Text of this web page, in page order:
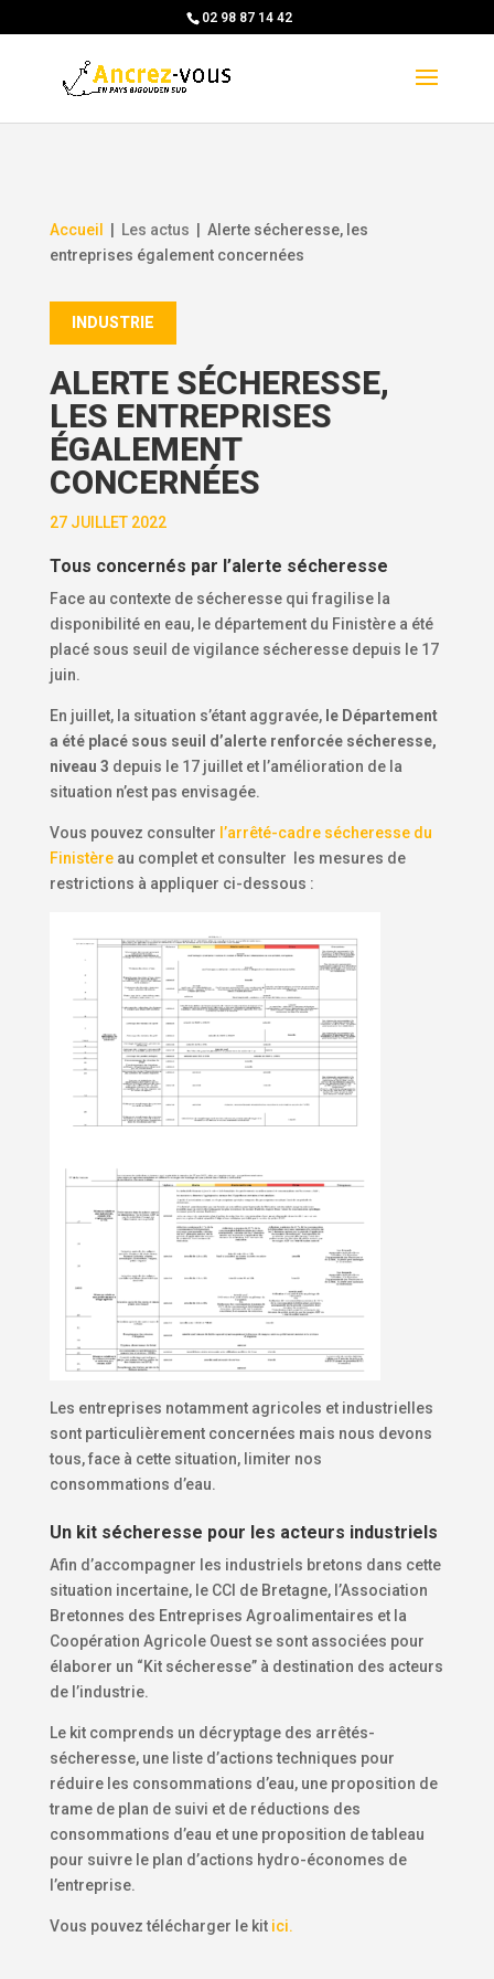
02 98 87 14 42
Accueil Les actus
Alerte sécheresse, les
entreprises également concernées
INDUSTRIE
ALERTE SÉCHERESSE,
LES ENTREPRISES
ÉGALEMENT
CONCERNÉES
27 JUILLET 2022
Tous concernés par l’alerte sécheresse
Face au contexte de sécheresse qui fragilise la
disponibilité en eau, le département du Finistère a été
placé sous seuil de vigilance sécheresse depuis le 17
juin.
En juillet, la situation s’étant aggravée, le Département
a été placé sous seuil d’alerte renforcée sécheresse,
niveau 3 depuis le 17 juillet et l’amélioration de la
situation n’est pas envisagée.
Vous pouvez consulter l’arrêté-cadre sécheresse du
Finistèreau complet et consulter les mesures de
restrictions à appliquer ci-dessous :
Les entreprises notamment agricoles et industrielles
sont particulièrement concernées mais nous devons
tous, face à cette situation, limiter nos
consommations d’eau.
Un kit sécheresse pour les acteurs industriels
Afin d’accompagner les industriels bretons dans cette
situation incertaine, le CCI de Bretagne, l’Association
Bretonnes des Entreprises Agroalimentaires et la
Coopération Agricole Ouest se sont associées pour
élaborer un “Kit sécheresse” à destination des acteurs
de l’industrie.
Le kit comprends un décryptage des arrêtés-
sécheresse, une liste d’actions techniques pour
réduire les consommations d’eau, une proposition de
trame de plan de suivi et de réductions des
consommations d’eau et une proposition de tableau
pour suivre le plan d’actions hydro-économes de
l’entreprise.
Vous pouvez télécharger le kit ici.